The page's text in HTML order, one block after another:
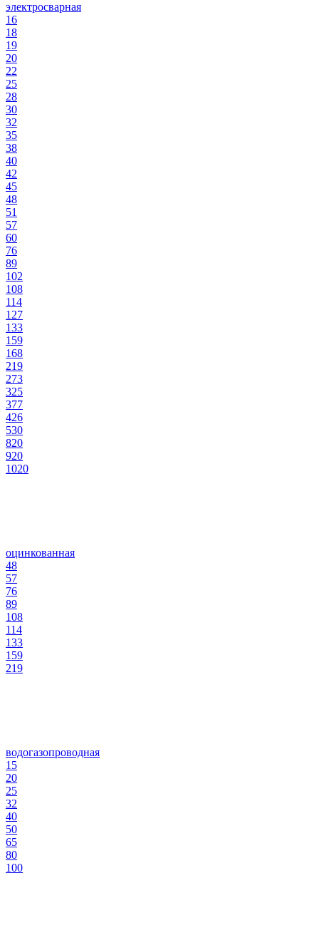
электросварная
16
18
19
20
22
25
28
30
32
35
38
40
42
45
48
51
57
60
76
89
102
108
114
127
133
159
168
219
273
325
377
426
530
820
920
1020
оцинкованная
48
57
76
89
108
114
133
159
219
водогазопроводная
15
20
25
32
40
50
65
80
100